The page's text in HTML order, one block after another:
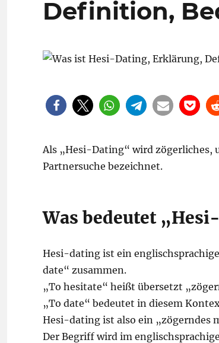
Definition,
Als „Hesi-Dating“ wird zögerliches,
Partnersuche bezeichnet.
Was bedeutet
Hesi-dating ist ein
date“ zusammen.
„To hesitate“ heißt übersetzt
„To date“ bedeutet in diesem
Hesi-dating ist also ein „zögerndes
Der Begriff wird im